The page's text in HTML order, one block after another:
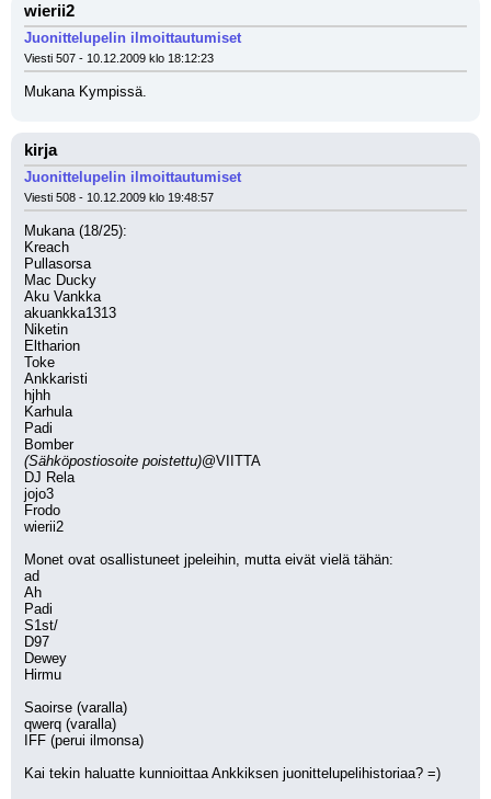
wierii2
Juonittelupelin ilmoittautumiset
Viesti 507 - 10.12.2009 klo 18:12:23
Mukana Kympissä.
kirja
Juonittelupelin ilmoittautumiset
Viesti 508 - 10.12.2009 klo 19:48:57
Mukana (18/25):
Kreach
Pullasorsa
Mac Ducky
Aku Vankka
akuankka1313
Niketin
Eltharion
Toke
Ankkaristi
hjhh
Karhula
Padi
Bomber
(Sähköpostiosoite poistettu)@VIITTA
DJ Rela
jojo3
Frodo
wierii2
Monet ovat osallistuneet jpeleihin, mutta eivät vielä tähän:
ad
Ah
Padi
S1st/
D97
Dewey
Hirmu
Saoirse (varalla)
qwerq (varalla)
IFF (perui ilmonsa)
Kai tekin haluatte kunnioittaa Ankkiksen juonittelupelihistoriaa? =)